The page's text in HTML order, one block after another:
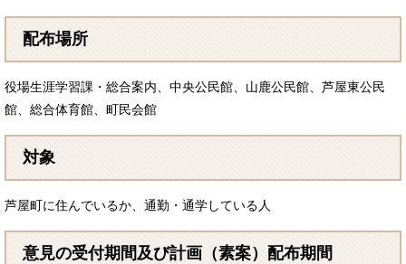
配布場所
役場生涯学習課・総合案内、中央公民館、山鹿公民館、芦屋東公民
館、総合体育館、町民会館
対象
芦屋町に住んでいるか、通勤・通学している人
意見の受付期間及び計画（素案）配布期間